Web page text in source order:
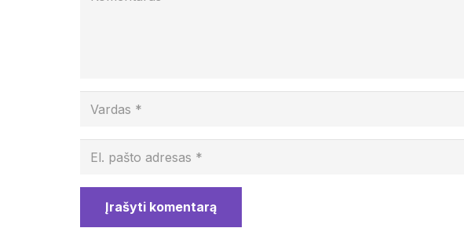
Įrašyti komentarą